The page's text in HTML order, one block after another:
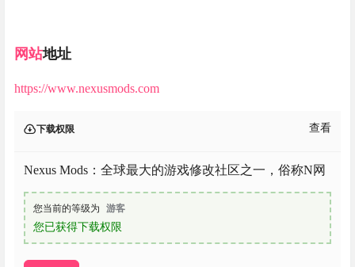
网站地址
https://www.nexusmods.com
下载权限 查看
Nexus Mods：全球最大的游戏修改社区之一，俗称N网
您当前的等级为 游客
您已获得下载权限